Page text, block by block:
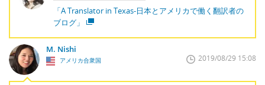
「A Translator in Texas-日本とアメリカで働く翻訳者の
ブログ」
M. Nishi
アメリカ合衆国 2019/08/29 15:08